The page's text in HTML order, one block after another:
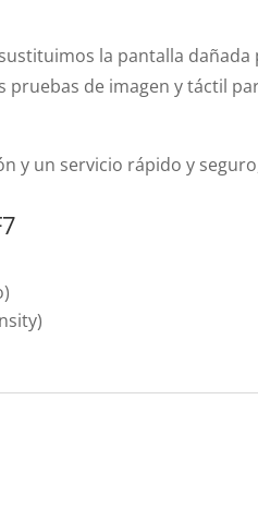
la pantalla dañada
pruebas de imagen y táctil
y un servicio rápido y